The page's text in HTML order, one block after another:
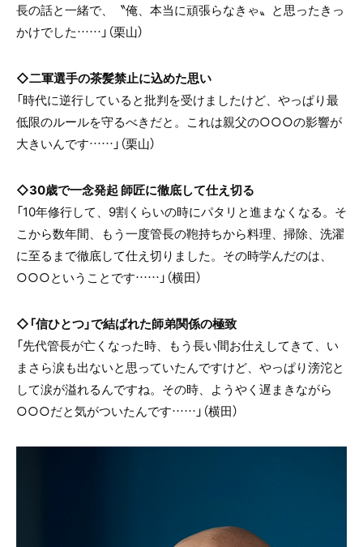
長の話と一緒で、〝俺、本当に頑張らなきゃ〟と思ったきっ
かけでした……」（栗山）
◇二軍選手の茶髪禁止に込めた思い
「時代に逆行していると批判を受けましたけど、やっぱり最
低限のルールを守るべきだと。これは親父の○○○の影響が
大きいんです……」（栗山）
◇30歳で一念発起 師匠に徹底して仕え切る
「10年修行して、9割くらいの時にパタリと進まなくなる。そ
こから数年間、もう一度管長の鞄持ちから料理、掃除、洗濯
に至るまで徹底して仕え切りました。その時学んだのは、
○○○ということです……」（横田）
◇「信ひとつ」で結ばれた師弟関係の極致
「先代管長が亡くなった時、もう長い間お仕えしてきて、い
まさら涙も出ないと思っていたんですけど、やっぱり滂沱と
して涙が溢れるんですね。その時、ようやく遅まきながら
○○○だと気がついたんです……」（横田）